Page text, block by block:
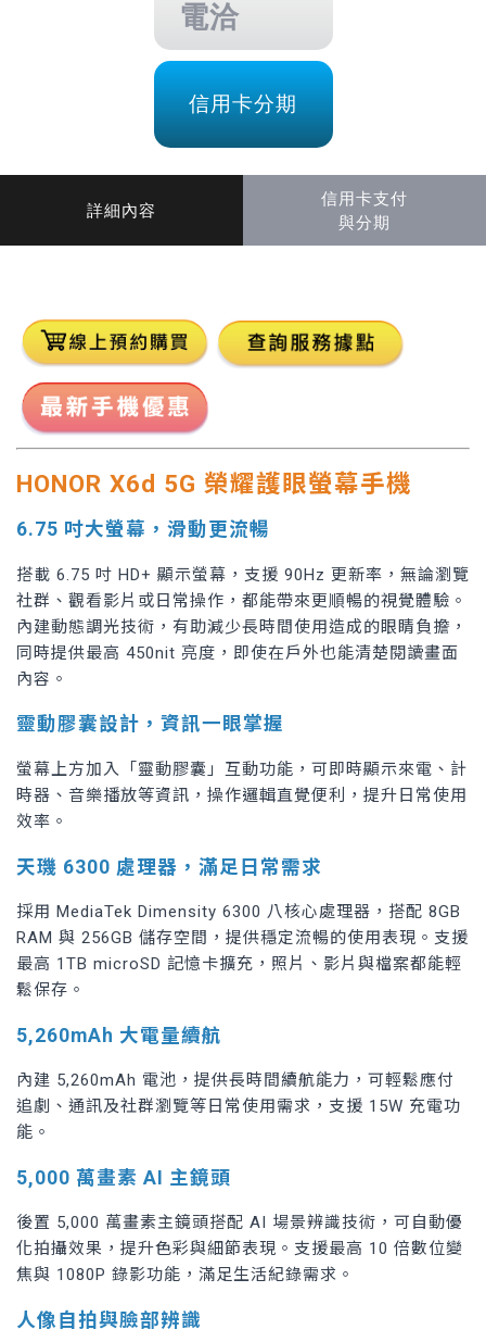
電洽
信用卡分期
詳細內容
信用卡支付
與分期
HONOR X6d 5G 榮耀護眼螢幕手機
6.75 吋大螢幕，滑動更流暢
搭載 6.75 吋 HD+ 顯示螢幕，支援 90Hz 更新率，無論瀏覽
社群、觀看影片或日常操作，都能帶來更順暢的視覺體驗。
內建動態調光技術，有助減少長時間使用造成的眼睛負擔，
同時提供最高 450nit 亮度，即使在戶外也能清楚閱讀畫面
內容。
靈動膠囊設計，資訊一眼掌握
螢幕上方加入「靈動膠囊」互動功能，可即時顯示來電、計
時器、音樂播放等資訊，操作邏輯直覺便利，提升日常使用
效率。
天璣 6300 處理器，滿足日常需求
採用 MediaTek Dimensity 6300 八核心處理器，搭配 8GB
RAM 與 256GB 儲存空間，提供穩定流暢的使用表現。支援
最高 1TB microSD 記憶卡擴充，照片、影片與檔案都能輕
鬆保存。
5,260mAh 大電量續航
內建 5,260mAh 電池，提供長時間續航能力，可輕鬆應付
追劇、通訊及社群瀏覽等日常使用需求，支援 15W 充電功
能。
5,000 萬畫素 AI 主鏡頭
後置 5,000 萬畫素主鏡頭搭配 AI 場景辨識技術，可自動優
化拍攝效果，提升色彩與細節表現。支援最高 10 倍數位變
焦與 1080P 錄影功能，滿足生活紀錄需求。
人像自拍與臉部辨識